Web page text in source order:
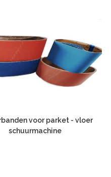
voor parket - vloer
schuurmachine